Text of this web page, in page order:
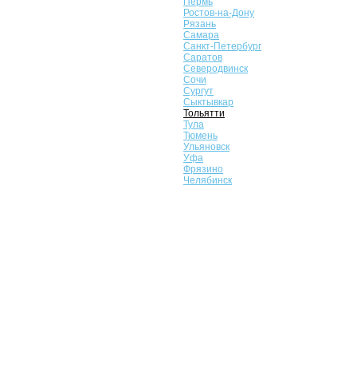
Ростов-на-Дону
Рязань
Самара
Санкт-Петербург
Саратов
Северодвинск
Сочи
Сургут
Сыктывкар
Тольятти
Тула
Тюмень
Ульяновск
Уфа
Фрязино
Челябинск